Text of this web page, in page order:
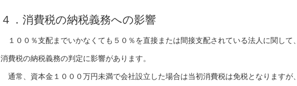
４．消費税の納税義務への影響
１００％支配までいかなくても５０％を直接または間接支配されている法人に関して、
消費税の納税義務の判定に影響があります。
通常、資本金１０００万円未満で会社設立した場合は当初消費税は免税となりますが、